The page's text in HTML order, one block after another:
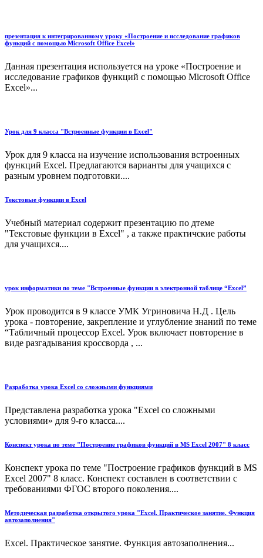
презентация к интегрированному уроку «Построение и исследование графиков
функций с помощью Microsoft Office Excel»
Данная презентация используется на уроке «Построение и
исследование графиков функций с помощью Microsoft Office
Excel»...
Урок для 9 класса "Встроенные функции в Excel"
Урок для 9 класса на изучение использования встроенных
функций Excel. Предлагаются варианты для учащихся с
разным уровнем подготовки....
Текстовые функции в Excel
Учебный материал содержит презентацию по дтеме
"Текстовые функции в Excel" , а также практичские работы
для учащихся....
урок информатики по теме "Встроенные функции в электронной таблице “Excel”
Урок проводится в 9 классе УМК Угриновича Н.Д . Цель
урока - повторение, закрепление и углубление знаний по теме
“Табличный процессор Excel. Урок включает повторение в
виде разгадывания кроссворда , ...
Разработка урока Excel со сложными функциями
Представлена разработка урока "Excel со сложными
условиями» для 9-го класса....
Конспект урока по теме "Построение графиков функций в MS Excel 2007" 8 класс
Конспект урока по теме "Построение графиков функций в MS
Excel 2007" 8 класс. Конспект составлен в соответствии с
требованиями ФГОС второго поколения....
Методическая разработка открытого урока "Excel. Практическое занятие. Функция
автозаполнения"
Excel. Практическое занятие. Функция автозаполнения...